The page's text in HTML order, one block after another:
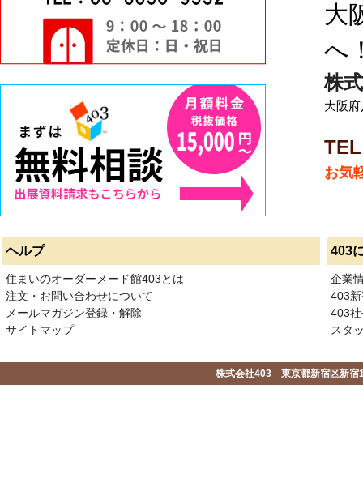
大
へ
株
大阪
お気
ヘルプ 403
住まいのオーダーメード館403とは
注文・お問い合わせについて
メールマガジン登録・解除
サイトマップ
企業
403
403
スタ
株式会社403 東京都新宿区新